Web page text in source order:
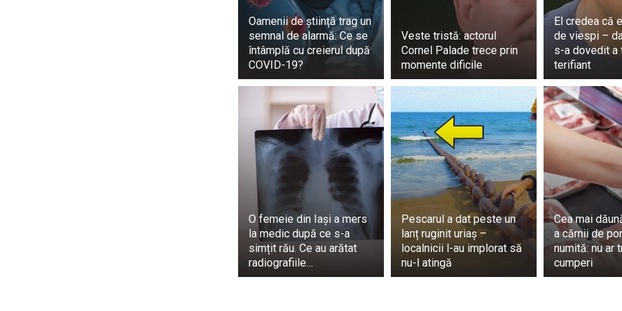
ce, în urmă cu câțiva ani, eram 0 dintre cele care nu aveau încredere în
iubesc pe mine însămi, iar pentru mine, asta înseamnă succes!” – a
la concurs. Pe internet, reacția fanilor a fost foarte diferită. Toate
THE CHEERS FOR MISS NEPAL JANE GARRETT AS SHE EMERGES IN
SWIMSUIT 😲👏🏻
She truly wears her advocacy of body positivity on her
pic.twitter.com/m59Zzz7ZI6
— Dyan Castillejo (@DYANCASTILLEJO)November 16, 2023
În opinia tuturor, reprezentanta englezului este demnă de a câștiga
World 2023. Iată câteva dintre reacțiile fanilor de pe Twitter/X.
” Nepalul arată lumii că ar trebui să ne acceptăm pentru ceea ce suntem!
femeie adevărată!”.
Miss Nepal este o învingătoare! Ea este reprezentativă pentru femeile
Oamenii de știință trag un
semnal de alarmă: Ce se
întâmplă cu creierul după
COVID-19?
Veste tristă: actorul
Cornel Palade trece prin
momente dificile
El credea că
de viespi –
s-a dovedit a
terifiant
O femeie din Iași a mers
la medic după ce s-a
simțit rău. Ce au arătat
radiografiile…
Pescarul a dat peste un
lanț ruginit uriaș –
localnicii l-au implorat să
nu-l atingă
Cea mai
a cărnii de
numită: nu ar
cumperi